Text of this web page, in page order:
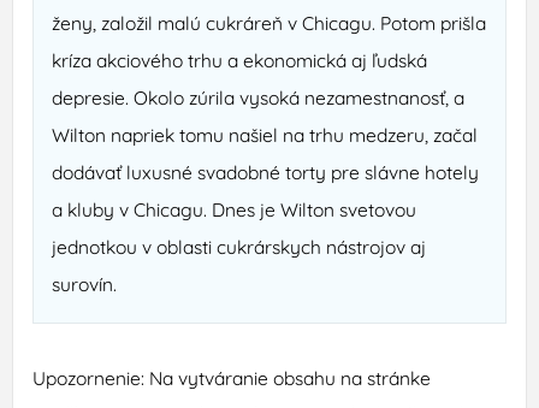
ženy, založil malú cukráreň v Chicagu. Potom prišla
kríza akciového trhu a ekonomická aj ľudská
depresie. Okolo zúrila vysoká nezamestnanosť, a
Wilton napriek tomu našiel na trhu medzeru, začal
dodávať luxusné svadobné torty pre slávne hotely
a kluby v Chicagu. Dnes je Wilton svetovou
jednotkou v oblasti cukrárskych nástrojov aj
surovín.
Upozornenie: Na vytváranie obsahu na stránke